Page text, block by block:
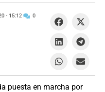
puesta en marcha por
- 15:12 0